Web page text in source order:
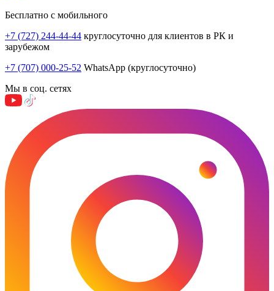
Бесплатно с мобильного
+7 (727) 244-44-44 круглосуточно для клиентов в РК и
зарубежом
+7 (707) 000-25-52 WhatsApp (круглосуточно)
Мы в соц. сетях